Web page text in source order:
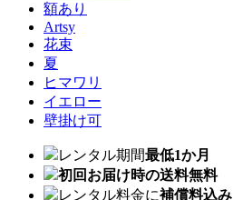
額あり
Artsy
花束
夏
ヒマワリ
イエロー
壁掛け可
レンタル期間最低1か月
初回お届け時の送料無料
レンタル料金に補償料込み